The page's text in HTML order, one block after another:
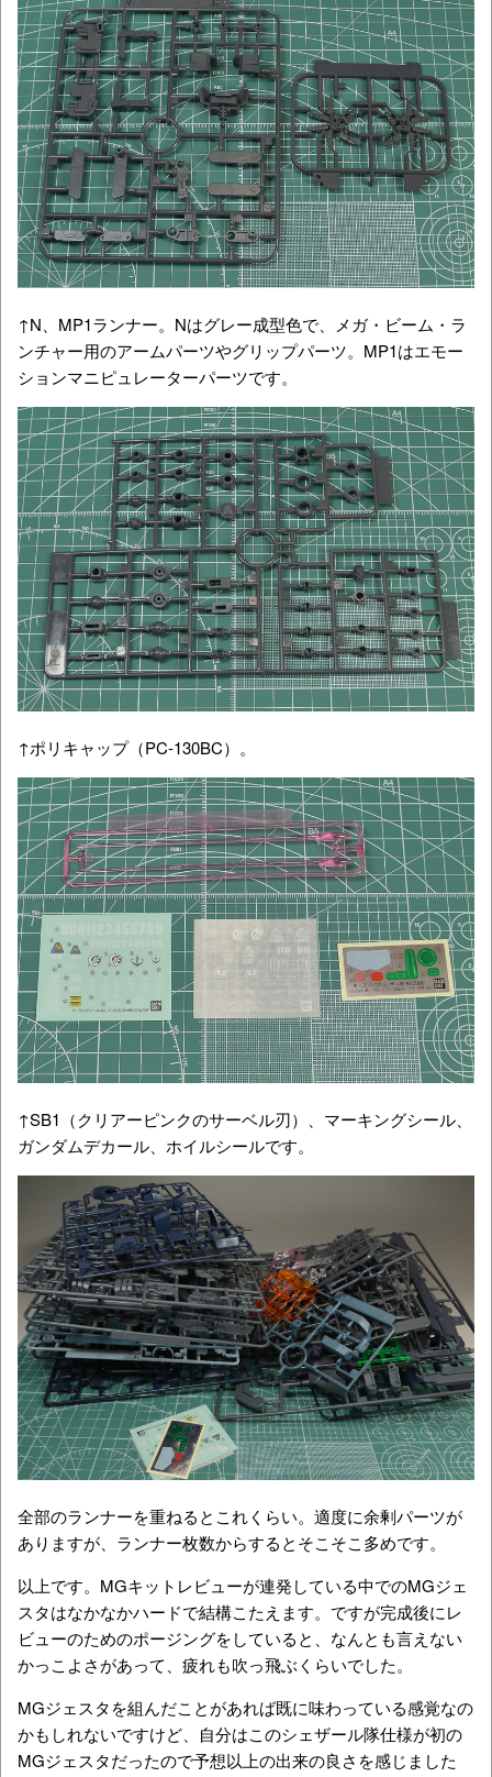
↑N、MP1ランナー。Nはグレー成型色で、メガ・ビーム・ラ
ンチャー用のアームパーツやグリップパーツ。MP1はエモー
ションマニピュレーターパーツです。
↑ポリキャップ（PC-130BC）。
↑SB1（クリアーピンクのサーベル刃）、マーキングシール、
ガンダムデカール、ホイルシールです。
全部のランナーを重ねるとこれくらい。適度に余剰パーツが
ありますが、ランナー枚数からするとそこそこ多めです。
以上です。MGキットレビューが連発している中でのMGジェ
スタはなかなかハードで結構こたえます。ですが完成後にレ
ビューのためのポージングをしていると、なんとも言えない
かっこよさがあって、疲れも吹っ飛ぶくらいでした。
MGジェスタを組んだことがあれば既に味わっている感覚なの
かもしれないですけど、自分はこのシェザール隊仕様が初の
MGジェスタだったので予想以上の出来の良さを感じました